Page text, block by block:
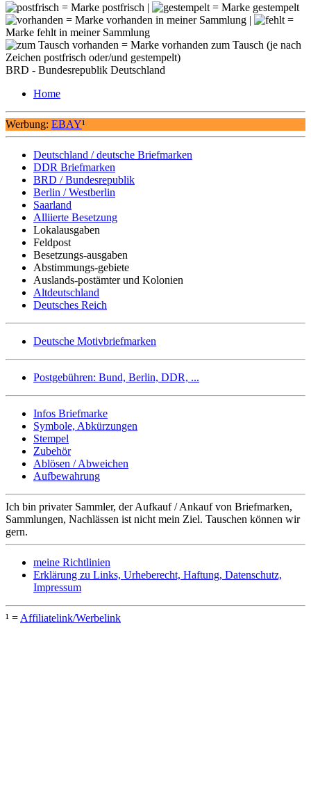
= Marke postfrisch |
= Marke gestempelt
= Marke vorhanden in meiner Sammlung |
=
Marke fehlt in meiner Sammlung
= Marke vorhanden zum Tausch (je nach
Zeichen postfrisch oder/und gestempelt)
BRD - Bundesrepublik Deutschland
Home
Werbung: EBAY¹
Deutschland / deutsche Briefmarken
DDR Briefmarken
BRD / Bundesrepublik
Berlin / Westberlin
Saarland
Alliierte Besetzung
Lokalausgaben
Feldpost
Besetzungs-ausgaben
Abstimmungs-gebiete
Auslands-postämter und Kolonien
Altdeutschland
Deutsches Reich
Deutsche Motivbriefmarken
Postgebühren: Bund, Berlin, DDR, ...
Infos Briefmarke
Symbole, Abkürzungen
Stempel
Zubehör
Ablösen / Abweichen
Aufbewahrung
Ich bin privater Sammler, der Aufkauf / Ankauf von Briefmarken,
Sammlungen, Nachlässen ist nicht mein Ziel. Tauschen können wir
gern.
meine Richtlinien
Erklärung zu Links, Urheberecht, Haftung, Datenschutz,
Impressum
¹ = Affiliatelink/Werbelink